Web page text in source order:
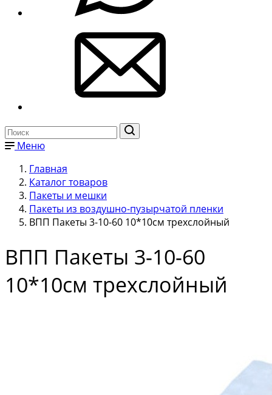
Меню
Главная
Каталог товаров
Пакеты и мешки
Пакеты из воздушно-пузырчатой пленки
ВПП Пакеты 3-10-60 10*10см трехслойный
ВПП Пакеты 3-10-60
10*10см трехслойный